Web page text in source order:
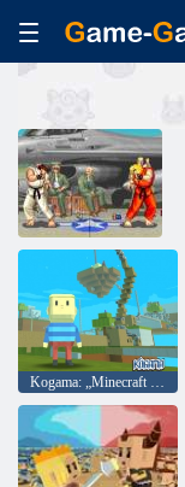
Kogama: „Minecraft Sky Land“